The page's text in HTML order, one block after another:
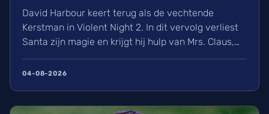
David Harbour keert terug als de vechtende
Kerstman in Violent Night 2. In dit vervolg verliest
Santa zijn magie en krijgt hij hulp van Mrs. Claus,
gespeeld door Kristen Bell. Ontdek alles over de
nieuwe cast met Jared Harris, het Viking-verleden
04-08-2026